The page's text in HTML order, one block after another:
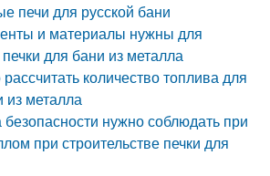
печи для русской бани
и материалы нужны для
для бани из металла
количество топлива для
из металла
нужно соблюдать при
при строительстве печки для